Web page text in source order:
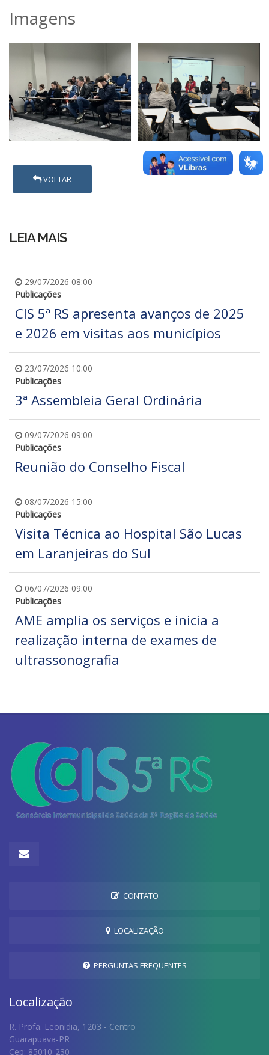
Imagens
VOLTAR
LEIA MAIS
29/07/2026 08:00
Publicações
CIS 5ª RS apresenta avanços de 2025
e 2026 em visitas aos municípios
23/07/2026 10:00
Publicações
3ª Assembleia Geral Ordinária
09/07/2026 09:00
Publicações
Reunião do Conselho Fiscal
08/07/2026 15:00
Publicações
Visita Técnica ao Hospital São Lucas
em Laranjeiras do Sul
06/07/2026 09:00
Publicações
AME amplia os serviços e inicia a
realização interna de exames de
ultrassonografia
CONTATO
LOCALIZAÇÃO
PERGUNTAS FREQUENTES
Localização
R. Profa. Leonidia, 1203 - Centro
Guarapuava-PR
Cep: 85010-230